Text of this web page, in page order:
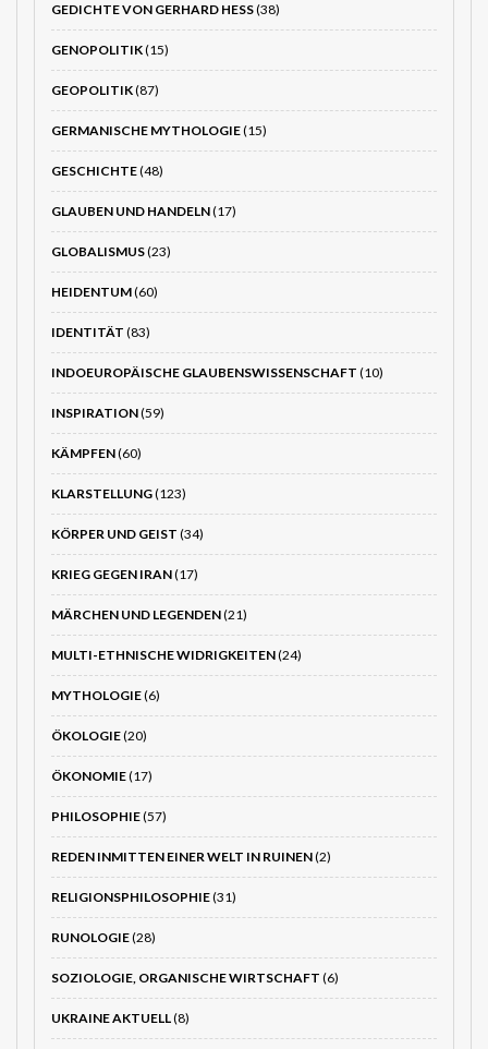
GEDICHTE VON GERHARD HESS(38)
GENOPOLITIK(15)
GEOPOLITIK(87)
GERMANISCHE MYTHOLOGIE(15)
GESCHICHTE(48)
GLAUBEN UND HANDELN(17)
GLOBALISMUS(23)
HEIDENTUM(60)
IDENTITÄT (83)
INDOEUROPÄISCHE GLAUBENSWISSENSCHAFT (10)
INSPIRATION(59)
KÄMPFEN(60)
KLARSTELLUNG(123)
KÖRPER UND GEIST (34)
KRIEG GEGEN IRAN(17)
MÄRCHEN UND LEGENDEN(21)
MULTI-ETHNISCHE WIDRIGKEITEN(24)
MYTHOLOGIE(6)
ÖKOLOGIE(20)
ÖKONOMIE(17)
PHILOSOPHIE(57)
REDEN INMITTEN EINER WELT IN RUINEN(2)
RELIGIONSPHILOSOPHIE(31)
RUNOLOGIE(28)
SOZIOLOGIE, ORGANISCHE WIRTSCHAFT (6)
UKRAINE AKTUELL(8)